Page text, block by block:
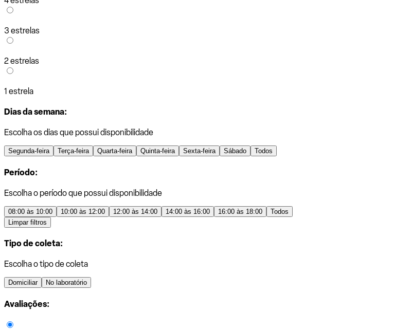
3 estrelas
2 estrelas
1 estrela
Dias da semana:
Escolha os dias que possui disponibilidade
Segunda-feira Terça-feira Quarta-feira Quinta-feira Sexta-feira Sábado Todos
Período:
Escolha o período que possui disponibilidade
08:00 às 10:00 10:00 às 12:00 12:00 às 14:00 14:00 às 16:00 16:00 às 18:00
Todos
Limpar filtros
Tipo de coleta:
Escolha o tipo de coleta
Domiciliar No laboratório
Avaliações: